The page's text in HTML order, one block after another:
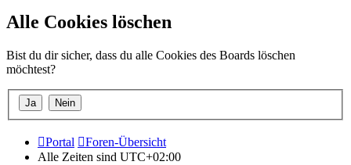
Alle Cookies löschen
Bist du dir sicher, dass du alle Cookies des Boards löschen
möchtest?
Portal
Foren-Übersicht
Alle Zeiten sind UTC+02:00